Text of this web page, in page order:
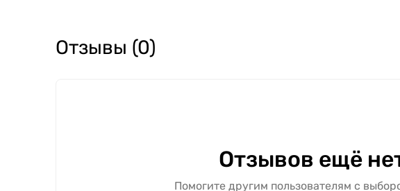
Отзывы (0)
Отзывов ещё
Помогите другим пользователям с